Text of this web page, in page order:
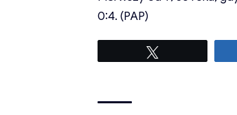
0:4. (PAP)